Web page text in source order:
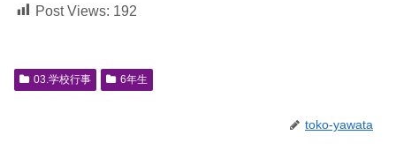
Post Views: 192
03.学校行事 6年生
toko-yawata